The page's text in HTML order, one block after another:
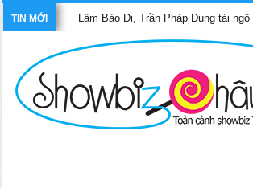
TIN MỚILâm Bảo Di, Trần Pháp Dung tái ngộ màn